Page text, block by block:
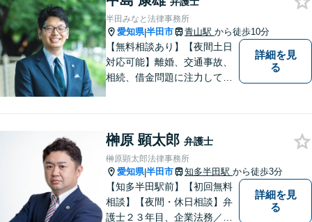
半田みなと法律事務所
愛知県|半田市 青山駅 から徒歩10分
【無料相談あり】【夜間土日
対応可能】離婚、交通事故、
相続、借金問題に注力してお
詳細を見
る
榊原 顕太郎 弁護士
榊原顕太郎法律事務所
愛知県|半田市 知多半田駅 から徒歩3分
【知多半田駅前】【初回無料
相談】【夜間・休日相談】弁
護士２３年目、企業法務／交
詳細を見
る